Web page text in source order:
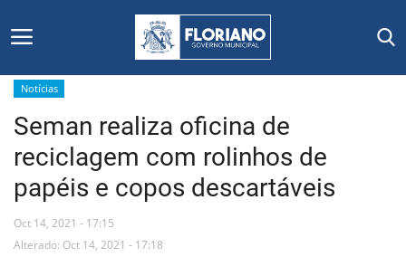
Início
Editais
Floriano
Notícias
Seman realiza oficina de
reciclagem com rolinhos de
papéis e copos descartáveis
Oct 14, 2021 - 17:15
Alterado: Oct 14, 2021 - 17:18